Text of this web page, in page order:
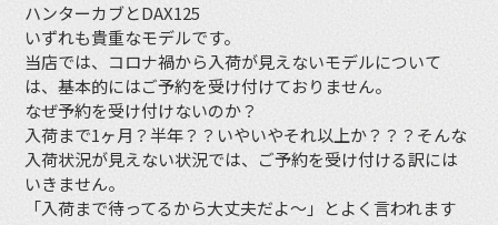
ハンターカブとDAX125
いずれも貴重なモデルです。
当店では、コロナ禍から入荷が見えないモデルについて
は、基本的にはご予約を受け付けておりません。
なぜ予約を受け付けないのか？
入荷まで1ヶ月？半年？？いやいやそれ以上か？？？そんな
入荷状況が見えない状況では、ご予約を受け付ける訳には
いきません。
「入荷まで待ってるから大丈夫だよ〜」とよく言われます